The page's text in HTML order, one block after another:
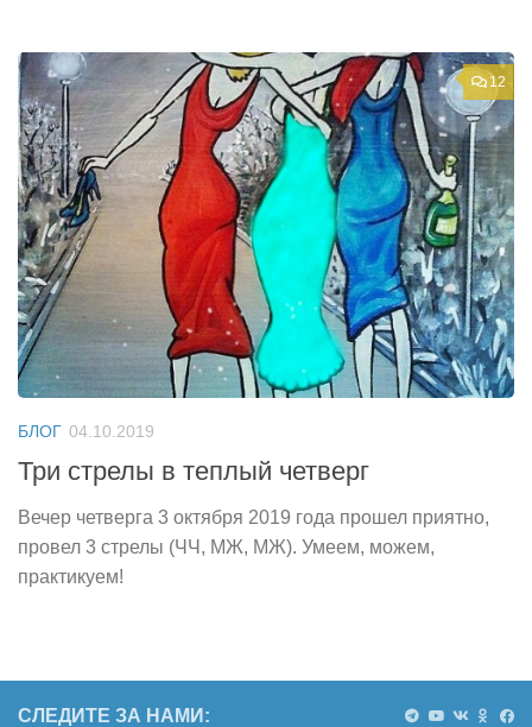
12
БЛОГ 04.10.2019
Три стрелы в теплый четверг
Вечер четверга 3 октября 2019 года прошел приятно,
провел 3 стрелы (ЧЧ, МЖ, МЖ). Умеем, можем,
практикуем!
СЛЕДИТЕ ЗА НАМИ: